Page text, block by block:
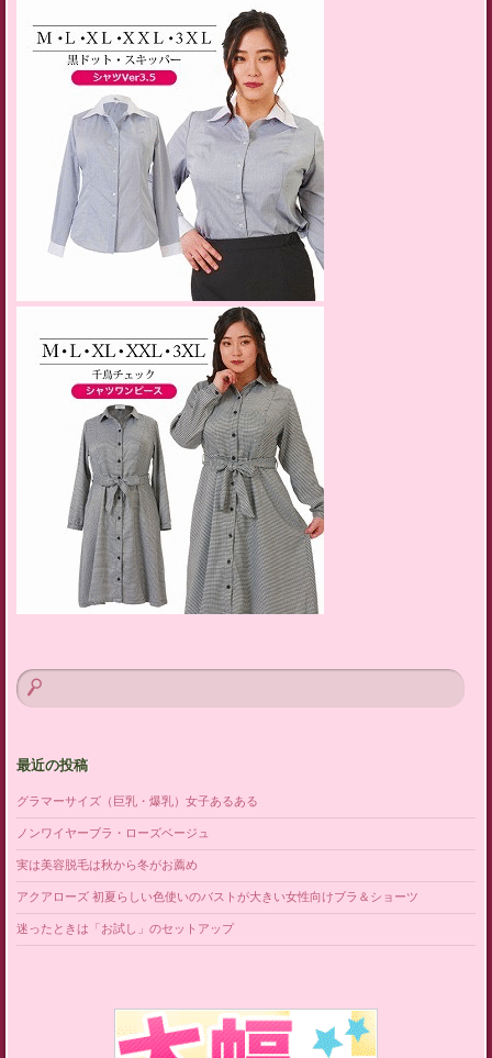
最近の投稿
グラマーサイズ（巨乳・爆乳）女子あるある
ノンワイヤーブラ・ローズベージュ
実は美容脱毛は秋から冬がお薦め
アクアローズ 初夏らしい色使いのバストが大きい女性向けブラ＆ショーツ
迷ったときは「お試し」のセットアップ